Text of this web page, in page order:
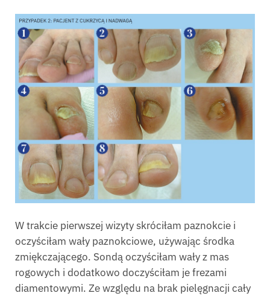
W trakcie pierwszej wizyty skróciłam paznokcie i
oczyściłam wały paznokciowe, używając środka
zmiękczającego. Sondą oczyściłam wały z mas
rogowych i dodatkowo doczyściłam je frezami
diamentowymi. Ze względu na brak pielęgnacji cały